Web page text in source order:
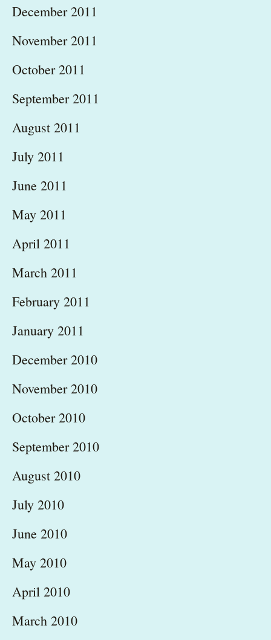
December 2011
November 2011
October 2011
September 2011
August 2011
July 2011
June 2011
May 2011
April 2011
March 2011
February 2011
January 2011
December 2010
November 2010
October 2010
September 2010
August 2010
July 2010
June 2010
May 2010
April 2010
March 2010